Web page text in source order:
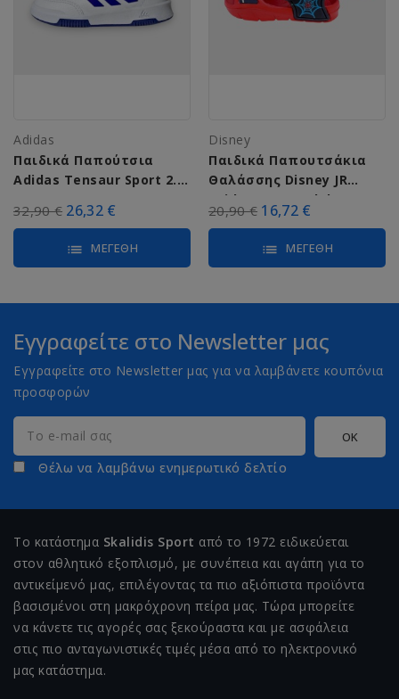
Adidas
Παιδικά Παπούτσια
Adidas Tensaur Sport 2.0
32,90 € 26,32 €
list ΜΕΓΈΘΗ
Disney
Παιδικά Παπουτσάκια
Θαλάσσης Disney JR
Spiderman Sandal Eva
(R1310429S-0047)...
20,90 € 16,72 €
list ΜΕΓΈΘΗ
Εγγραφείτε στο Newsletter μας
Εγγραφείτε στο Newsletter μας για να λαμβάνετε κουπόνια
προσφορών
Θέλω να λαμβάνω ενημερωτικό δελτίο
Το κατάστημα Skalidis Sport από το 1972 ειδικεύεται
στον αθλητικό εξοπλισμό, με συνέπεια και αγάπη για το
αντικείμενό μας, επιλέγοντας τα πιο αξιόπιστα προϊόντα
βασισμένοι στη μακρόχρονη πείρα μας. Τώρα μπορείτε
να κάνετε τις αγορές σας ξεκούραστα και με ασφάλεια
στις πιο ανταγωνιστικές τιμές μέσα από το ηλεκτρονικό
μας κατάστημα.